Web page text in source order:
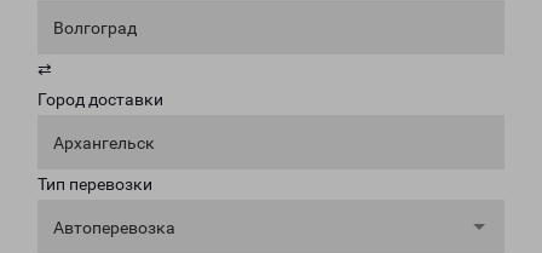
Волгоград
⇄
Город доставки
Архангельск
Тип перевозки
Автоперевозка